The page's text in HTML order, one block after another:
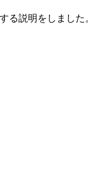
る説明をしまし